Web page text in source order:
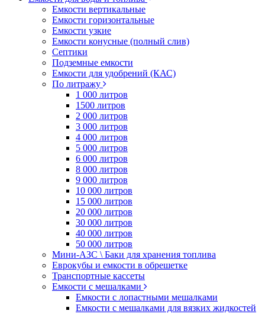
Емкости вертикальные
Емкости горизонтальные
Емкости узкие
Емкости конусные (полный слив)
Септики
Подземные емкости
Емкости для удобрений (КАС)
По литражу
1 000 литров
1500 литров
2 000 литров
3 000 литров
4 000 литров
5 000 литров
6 000 литров
8 000 литров
9 000 литров
10 000 литров
15 000 литров
20 000 литров
30 000 литров
40 000 литров
50 000 литров
Мини-АЗС \ Баки для хранения топлива
Еврокубы и емкости в обрешетке
Транспортные кассеты
Емкости с мешалками
Емкости с лопастными мешалками
Емкости с мешалками для вязких жидкостей